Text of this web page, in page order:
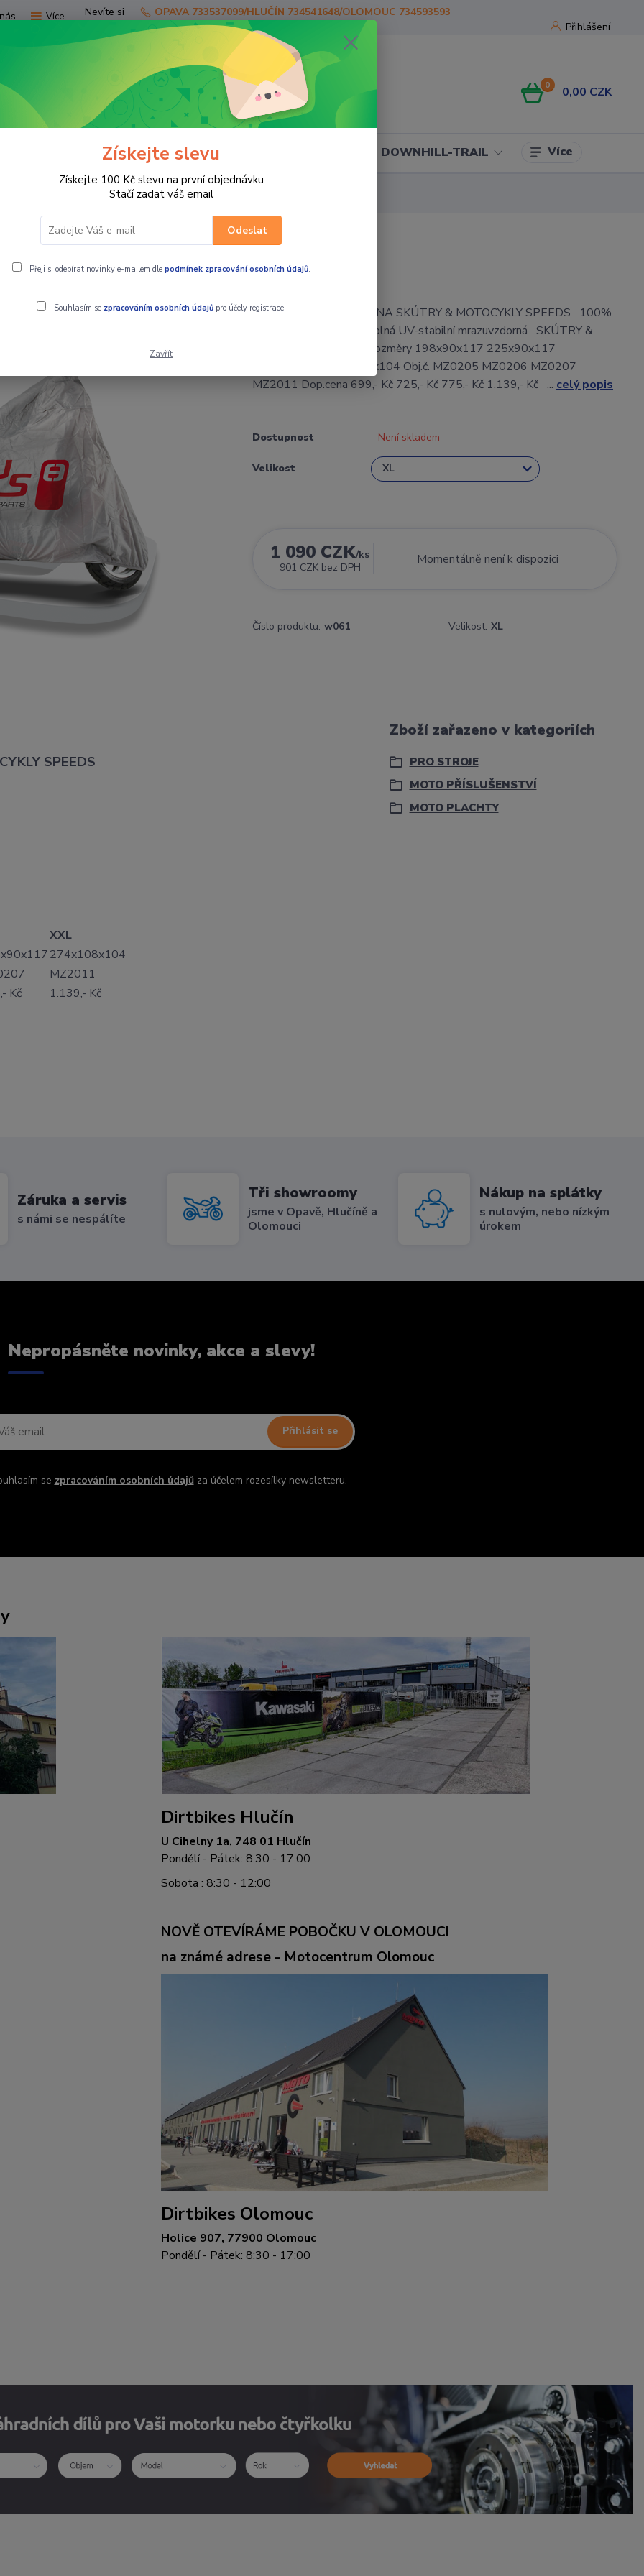
Více
Přihlášení
Hledat
Nevíte si
rady?
Zavolejte.
OPAVA 733537099/HLUČÍN 734541648/OLOMOUC 734593593
0 0,00 CZK
SKÚTRY PRO JEZDCE DOWNHILL-TRAIL Více
venkovní plachta - garáž NA SKÚTRY & MOTOCYKLY SPEEDS
& MOTOCYKLY SPEEDS
venkovní plachta - garáž NA SKÚTRY & MOTOCYKLY SPEEDS 100%
vodotěsná extrémně odolná UV-stabilní mrazuvzdorná SKÚTRY &
MOTOCYKLYSMLXXL Rozměry 198x90x117 225x90x117
244x90x117 274x108x104 Obj.č. MZ0205 MZ0206 MZ0207
MZ2011 Dop.cena 699,- Kč 725,- Kč 775,- Kč 1.139,- Kč ... celý popis
Dostupnost Není skladem
Velikost
1 090 CZK/ks
901 CZK bez DPH
Momentálně není k dispozici
Číslo produktu: w061 Velikost: XL
SPEEDS
XXL
274x108x104
MZ2011
Kč
1.139,- Kč
Zboží zařazeno v kategoriích
PRO STROJE
MOTO PŘÍSLUŠENSTVÍ
MOTO PLACHTY
Záruka a servis
s námi se nespálíte
Tři showroomy
jsme v Opavě, Hlučíně a
Olomouci
Nákup na splátky
s nulovým, nebo nízkým
úrokem
Nepropásněte novinky, akce a slevy!
Přihlásit se
se zpracováním osobních údajůza účelem rozesílky newsletteru.
Dirtbikes Hlučín
U Cihelny 1a, 748 01 Hlučín
Pondělí - Pátek: 8:30 - 17:00
Sobota : 8:30 - 12:00
NOVĚ OTEVÍRÁME POBOČKU V OLOMOUCI
na známé adrese - Motocentrum Olomouc
Dirtbikes Olomouc
Holice 907, 77900 Olomouc
Pondělí - Pátek: 8:30 - 17:00
Získejte slevu
Získejte 100 Kč slevu na první objednávku
Stačí zadat váš email
Odeslat
Přeji si odebírat novinky e-mailem dle podmínek zpracování osobních údajů.
Souhlasím se zpracováním osobních údajůpro účely registrace.
Zavřít